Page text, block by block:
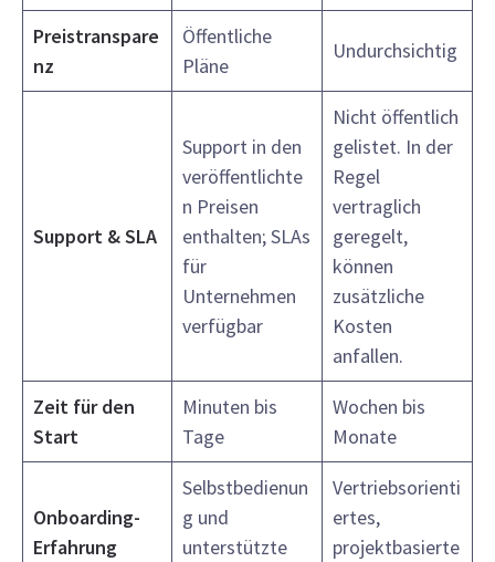
Preistranspare
nz
Öffentliche
Pläne
Undurchsichtig
Support & SLA
Support in den
veröffentlichte
n Preisen
enthalten; SLAs
für
Unternehmen
verfügbar
Nicht öffentlich
gelistet. In der
Regel
vertraglich
geregelt,
können
zusätzliche
Kosten
anfallen.
Zeit für den
Start
Minuten bis
Tage
Wochen bis
Monate
Onboarding-
Erfahrung
Selbstbedienun
g und
unterstützte
Vertriebsorienti
ertes,
projektbasierte